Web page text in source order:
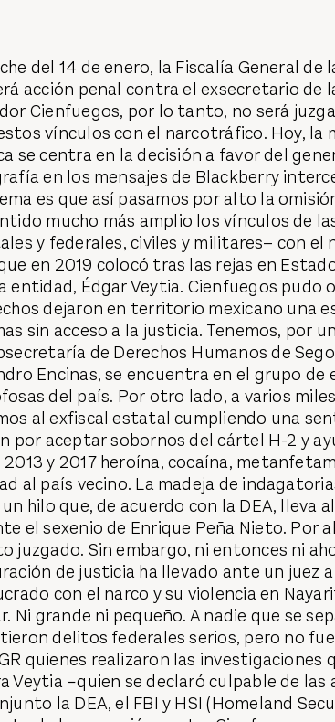
del 14 de enero, la Fiscalía General
acción penal contra el exsecretario de
Cienfuegos, por lo tanto, no será
vínculos con el narcotráfico. Hoy, la
se centra en la decisión a favor del
en los mensajes de Blackberry
es que así pasamos por alto la
mucho más amplio los vínculos de
y federales, civiles y militares– con el
en 2019 colocó tras las rejas en
entidad, Édgar Veytia. Cienfuegos pudo
dejaron en territorio mexicano una
sin acceso a la justicia. Tenemos, por
de Derechos Humanos de
Encinas, se encuentra en el grupo de
del país. Por otro lado, a varios
al exfiscal estatal cumpliendo una
por aceptar sobornos del cártel H-2 y
y 2017 heroína, cocaína,
al país vecino. La madeja de
hilo que, de acuerdo con la DEA, lleva
el sexenio de Enrique Peña Nieto. Por
juzgado. Sin embargo, ni entonces ni
de justicia ha llevado ante un juez
con el narco y su violencia en
Ni grande ni pequeño. A nadie que se
delitos federales serios, pero no
quienes realizaron las
Veytia −quien se declaró culpable de las
la DEA, el FBI y HSI (Homeland